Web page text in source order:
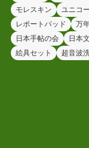
モレスキン
ユニコ
レポートパッド
万
日本手帖の会
日本
絵具セット
超音波